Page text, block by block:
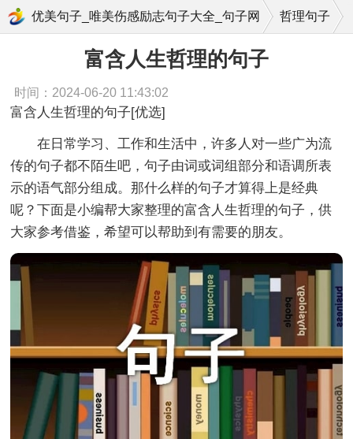
优美句子_唯美伤感励志句子大全_句子网 哲理句子
富含人生哲理的句子
时间：2024-06-20 11:43:02
富含人生哲理的句子[优选]
在日常学习、工作和生活中，许多人对一些广为流
传的句子都不陌生吧，句子由词或词组部分和语调所表
示的语气部分组成。那什么样的句子才算得上是经典
呢？下面是小编帮大家整理的富含人生哲理的句子，供
大家参考借鉴，希望可以帮助到有需要的朋友。